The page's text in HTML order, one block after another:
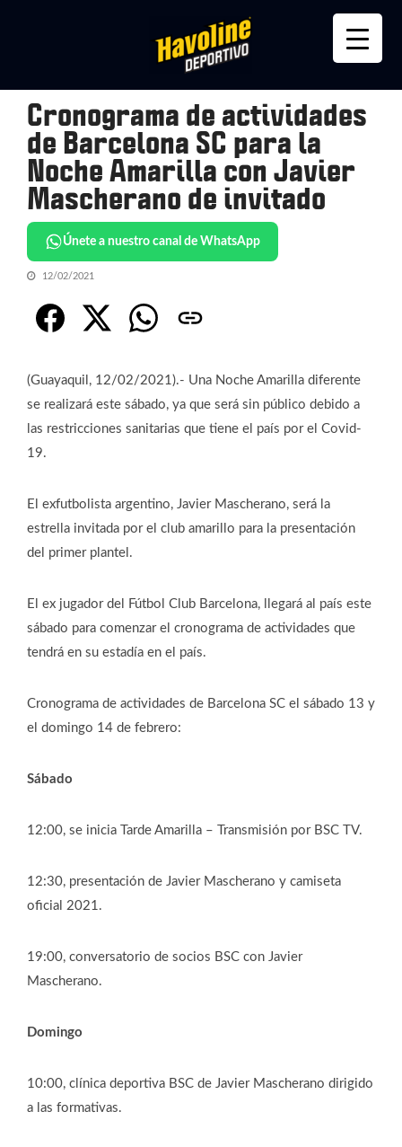
Cronograma de actividades
de Barcelona SC para la
Noche Amarilla con Javier
Mascherano de invitado
Únete a nuestro canal de WhatsApp
12/02/2021
(Guayaquil, 12/02/2021).- Una Noche Amarilla diferente
se realizará este sábado, ya que será sin público debido a
las restricciones sanitarias que tiene el país por el Covid-
19.
El exfutbolista argentino, Javier Mascherano, será la
estrella invitada por el club amarillo para la presentación
del primer plantel.
El ex jugador del Fútbol Club Barcelona, llegará al país este
sábado para comenzar el cronograma de actividades que
tendrá en su estadía en el país.
Cronograma de actividades de Barcelona SC el sábado 13 y
el domingo 14 de febrero:
Sábado
12:00, se inicia Tarde Amarilla – Transmisión por BSC TV.
12:30, presentación de Javier Mascherano y camiseta
oficial 2021.
19:00, conversatorio de socios BSC con Javier
Mascherano.
Domingo
10:00, clínica deportiva BSC de Javier Mascherano dirigido
a las formativas.